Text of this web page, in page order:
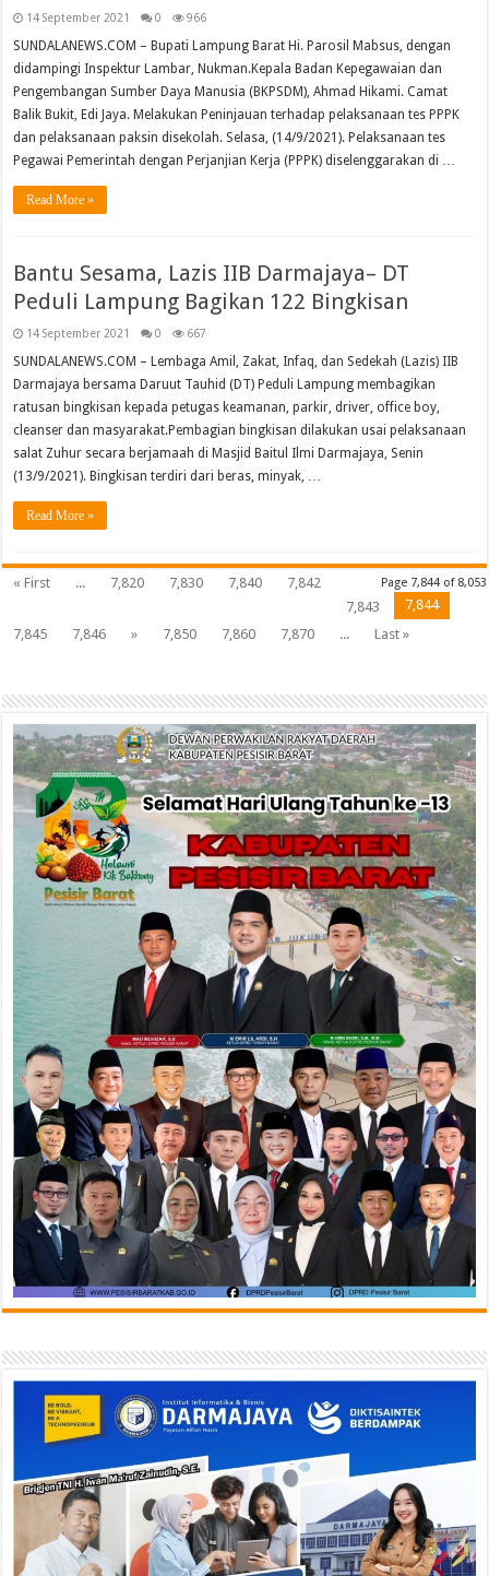
14 September 2021 0 966
SUNDALANEWS.COM – Bupati Lampung Barat Hi. Parosil Mabsus, dengan
didampingi Inspektur Lambar, Nukman.Kepala Badan Kepegawaian dan
Pengembangan Sumber Daya Manusia (BKPSDM), Ahmad Hikami. Camat
Balik Bukit, Edi Jaya. Melakukan Peninjauan terhadap pelaksanaan tes PPPK
dan pelaksanaan paksin disekolah. Selasa, (14/9/2021). Pelaksanaan tes
Pegawai Pemerintah dengan Perjanjian Kerja (PPPK) diselenggarakan di …
Read More »
Bantu Sesama, Lazis IIB Darmajaya– DT
Peduli Lampung Bagikan 122 Bingkisan
14 September 2021 0 667
SUNDALANEWS.COM – Lembaga Amil, Zakat, Infaq, dan Sedekah (Lazis) IIB
Darmajaya bersama Daruut Tauhid (DT) Peduli Lampung membagikan
ratusan bingkisan kepada petugas keamanan, parkir, driver, office boy,
cleanser dan masyarakat.Pembagian bingkisan dilakukan usai pelaksanaan
salat Zuhur secara berjamaah di Masjid Baitul Ilmi Darmajaya, Senin
(13/9/2021). Bingkisan terdiri dari beras, minyak, …
Read More »
Page 7,844 of 8,053
« First ... 7,820 7,830 7,840
7,842
7,843
7,844
7,845
7,846 » 7,850 7,860 7,870 ... Last »